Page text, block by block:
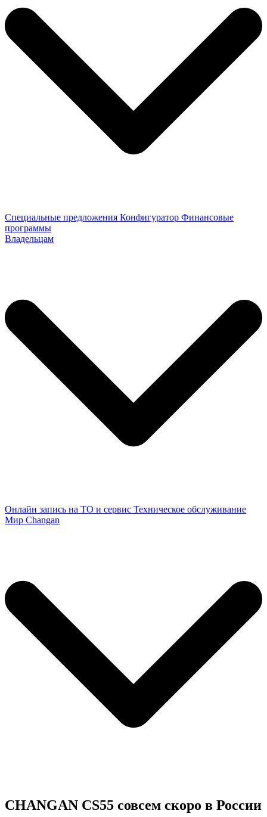
Специальные предложения Конфигуратор Финансовые
программы
Владельцам
Онлайн запись на ТО и сервис Техническое обслуживание
Мир Changan
CHANGAN CS55 совсем скоро в России